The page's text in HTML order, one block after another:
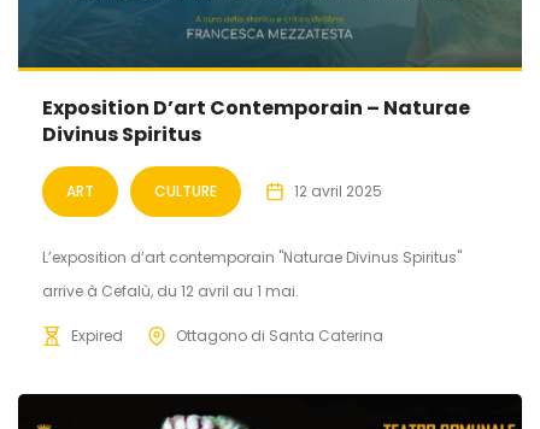
Exposition D’art Contemporain – Naturae
Divinus Spiritus
ART CULTURE 12 avril 2025
L’exposition d’art contemporain "Naturae Divinus Spiritus"
arrive à Cefalù, du 12 avril au 1 mai.
Expired Ottagono di Santa Caterina